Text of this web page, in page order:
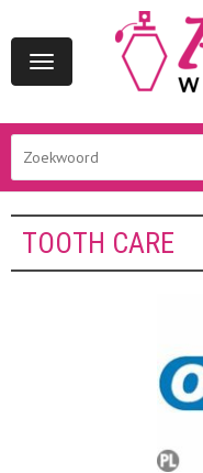
Toggle
navigation
TOOTH CARE